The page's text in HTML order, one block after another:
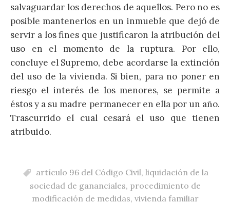
salvaguardar los derechos de aquellos. Pero no es
posible mantenerlos en un inmueble que dejó de
servir a los fines que justificaron la atribución del
uso en el momento de la ruptura. Por ello,
concluye el Supremo, debe acordarse la extinción
del uso de la vivienda. Si bien, para no poner en
riesgo el interés de los menores, se permite a
éstos y a su madre permanecer en ella por un año.
Trascurrido el cual cesará el uso que tienen
atribuido.
artículo 96 del Código Civil, liquidación de la
sociedad de gananciales, procedimiento de
modificación de medidas, vivienda familiar